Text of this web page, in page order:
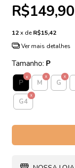
R$149,90
12x deR$15,42
Ver mais detalhes
Tamanho: P
P M G
G4